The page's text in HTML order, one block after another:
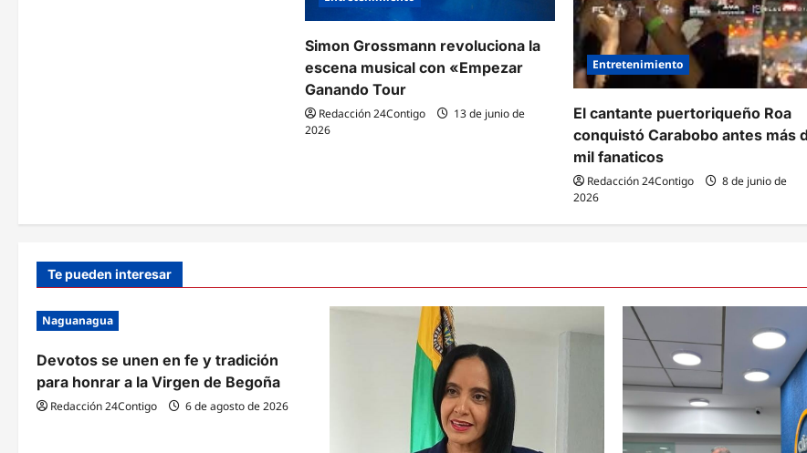
Simon Grossmann revoluciona la
escena musical con «Empezar
Ganando Tour
Redacción 24Contigo
13 de junio de
2026
Entretenimiento
El cantante puertoriqueño Roa
conquistó Carabobo antes más
mil fanaticos
Redacción 24Contigo
8 de junio de
2026
Te pueden interesar
Naguanagua
Devotos se unen en fe y tradición
para honrar a la Virgen de Begoña
Redacción 24Contigo 6 de agosto de 2026